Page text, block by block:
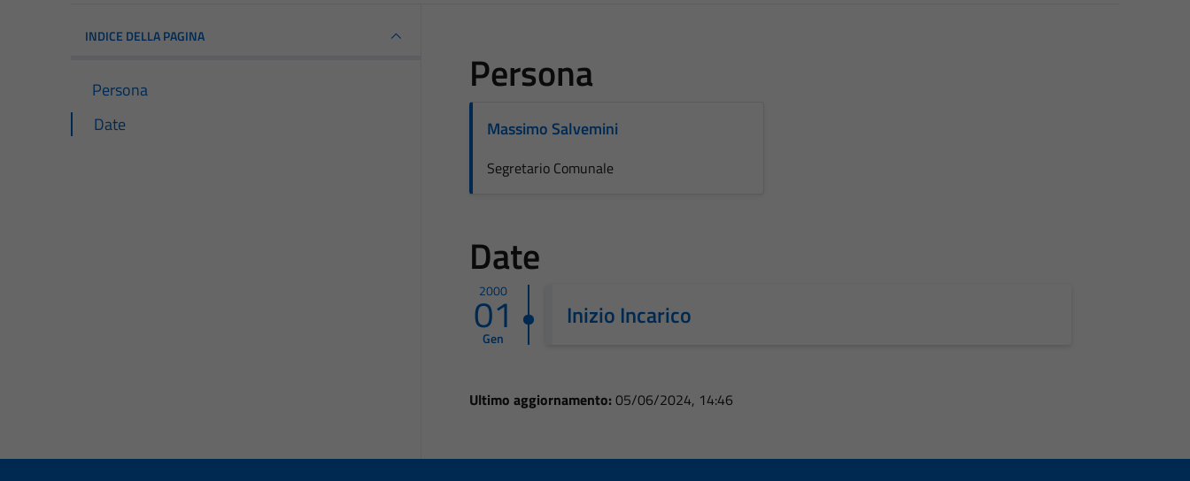
INDICE DELLA PAGINA
Persona
Date
Persona
Massimo Salvemini
Segretario Comunale
Date
2000
01
Gen
Inizio Incarico
Ultimo aggiornamento: 05/06/2024, 14:46